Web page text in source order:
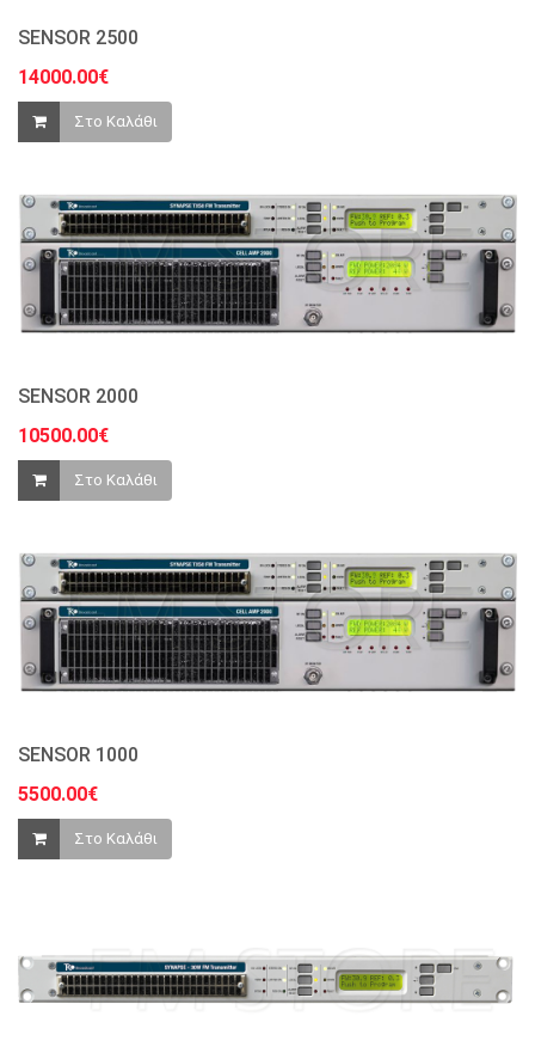
SENSOR 2500
14000.00€
Στο Καλάθι
SENSOR 2000
10500.00€
Στο Καλάθι
SENSOR 1000
5500.00€
Στο Καλάθι